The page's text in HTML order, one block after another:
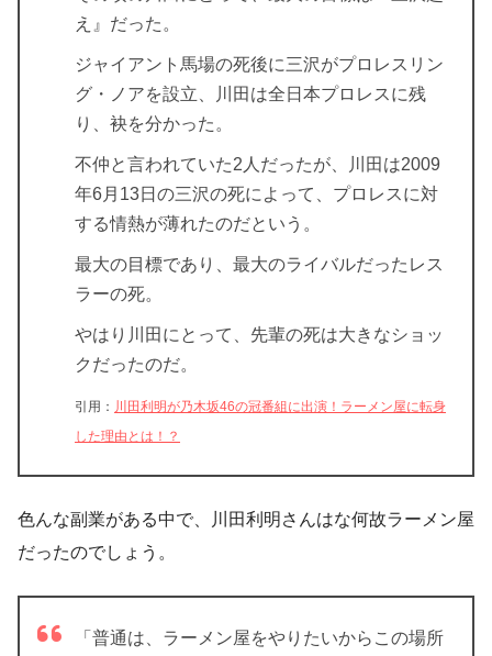
え』だった。
ジャイアント馬場の死後に三沢がプロレスリン
グ・ノアを設立、川田は全日本プロレスに残
り、袂を分かった。
不仲と言われていた2人だったが、川田は2009
年6月13日の三沢の死によって、プロレスに対
する情熱が薄れたのだという。
最大の目標であり、最大のライバルだったレス
ラーの死。
やはり川田にとって、先輩の死は大きなショッ
クだったのだ。
引用： 川田利明が乃木坂46の冠番組に出演！ラーメン屋に転身
した理由とは！？
色んな副業がある中で、川田利明さんはな何故ラーメン屋
だったのでしょう。
「普通は、ラーメン屋をやりたいからこの場所